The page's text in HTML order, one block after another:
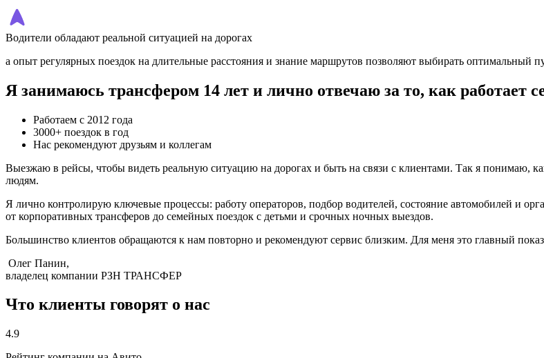
Водители обладают реальной ситуацией на дорогах
а опыт регулярных поездок на длительные расстояния и знание маршрутов позволяют выбирать оптимальный
Я занимаюсь трансфером 14 лет и лично отвечаю за то, как работает
Работаем с 2012 года
3000+ поездок в год
Нас рекомендуют друзьям и коллегам
Выезжаю в рейсы, чтобы видеть реальную ситуацию на дорогах и быть на связи с клиентами. Так я понимаю,
людям.
Я лично контролирую ключевые процессы: работу операторов, подбор водителей, состояние автомобилей и
от корпоративных трансферов до семейных поездок с детьми и срочных ночных выездов.
Большинство клиентов обращаются к нам повторно и рекомендуют сервис близким. Для меня это главный
Олег Панин,
владелец компании РЗН ТРАНСФЕР
Что клиенты говорят о нас
4.9